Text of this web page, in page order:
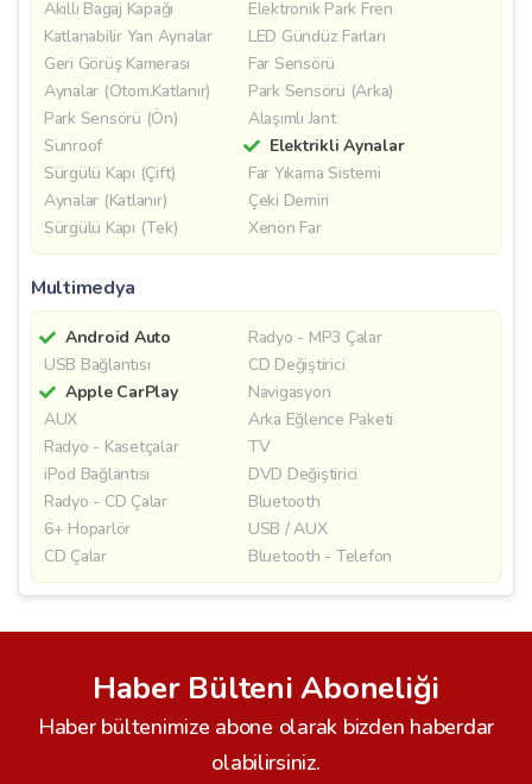
Akıllı Bagaj Kapağı
Elektronik Park Fren
Katlanabilir Yan Aynalar
LED Gündüz Farları
Geri Görüş Kamerası
Far Sensörü
Aynalar (Otom.Katlanır)
Park Sensörü (Arka)
Park Sensörü (Ön)
Alaşımlı Jant
Sunroof
Elektrikli Aynalar
Sürgülü Kapı (Çift)
Far Yıkama Sistemi
Aynalar (Katlanır)
Çeki Demiri
Sürgülü Kapı (Tek)
Xenon Far
Multimedya
Android Auto
Radyo - MP3 Çalar
USB Bağlantısı
CD Değiştirici
Apple CarPlay
Navigasyon
AUX
Arka Eğlence Paketi
Radyo - Kasetçalar
TV
iPod Bağlantısı
DVD Değiştirici
Radyo - CD Çalar
Bluetooth
6+ Hoparlör
USB / AUX
CD Çalar
Bluetooth - Telefon
Haber Bülteni Aboneliği
Haber bültenimize abone olarak bizden haberdar
olabilirsiniz.